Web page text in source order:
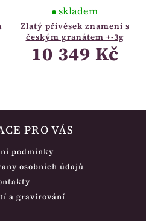
Zlatý přívěsek znamení s
českým granátem +-3g
skladem
10 349 Kč
PRO VÁS
podmínky
osobních údajů
a gravírování